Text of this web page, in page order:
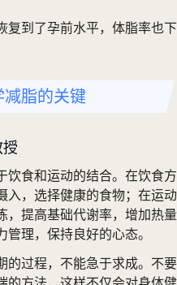
复到了孕前水平，体脂率也下
减脂的关键
授
饮食和运动的结合。在饮食方
入，选择健康的食物；在运动
，提高基础代谢率，增加热量
理，保持良好的心态。
的过程，不能急于求成。不要